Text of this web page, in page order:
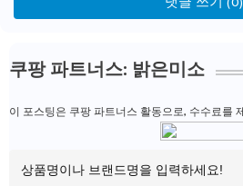
댓글 쓰기 (0)
쿠팡 파트너스: 밝은미소
이 포스팅은 쿠팡 파트너스 활동으로, 수수료를